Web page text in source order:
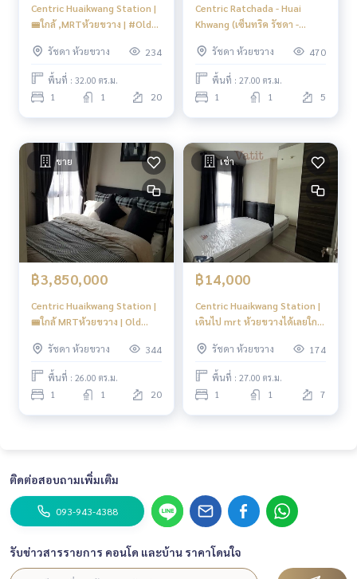
Centric Huaikwang Station |
🚝ใกล้ ,MRTห้วยขวาง | #Old
รัชดา ห้วยขวาง
234
พื้นที่ : 32.00 ตร.ม.
1 1 20
Centric Ratchada - Huai
Khwang (เซ็นทริค รัชดา -
150 เมตร| ราคาดี ห้องสภาพดี
ขายพร้อมเฟอร์ ทำเลใกล้
รถไฟฟ้า เดินทางสะดวกกก #HL
รัชดา ห้วยขวาง 470
พื้นที่ : 27.00 ตร.ม.
1 1 5
ขาย
฿3,850,000
Centric Huaikwang Station |
🚝ใกล้ MRTห้วยขวาง | Old
รัชดา ห้วยขวาง
344
พื้นที่ : 26.00 ตร.ม.
1 1 20
เช่า
฿14,000
Centric Huaikwang Station |
เดินไป mrt ห้วยขวางได้เลยใกล้
รัชดา ห้วยขวาง
174
พื้นที่ : 27.00 ตร.ม.
1 1 7
ติดต่อสอบถามเพิ่มเติม
093-943-4388
รับข่าวสารรายการ คอนโด และบ้าน ราคาโดนใจ